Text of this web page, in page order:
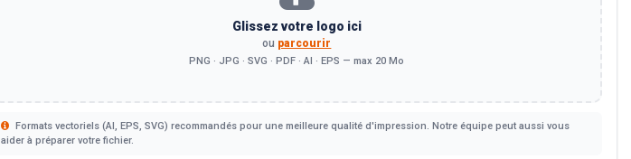
Glissez votre logo ici
ou parcourir
PNG · JPG · SVG · PDF · AI · EPS — max 20 Mo
Formats vectoriels (AI, EPS, SVG) recommandés pour une meilleure qualité d'impression. Notre équipe peut aussi vous
aider à préparer votre fichier.